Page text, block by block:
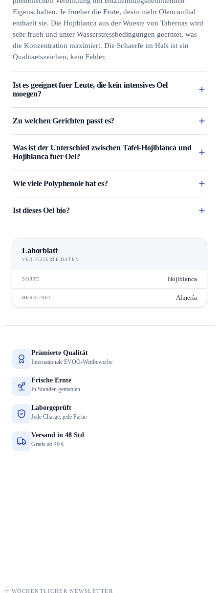
Eigenschaften. Je frueher die Ernte, desto mehr Oleocanthal
enthaelt sie. Die Hojiblanca aus der Wueste von Tabernas wird
sehr frueh und unter Wasserstressbedingungen geerntet, was
die Konzentration maximiert. Die Schaerfe im Hals ist ein
Qualitaetszeichen, kein Fehler.
Ist es geeignet fuer Leute, die kein intensives Oel
moegen?
Zu welchen Gerichten passt es?
Was ist der Unterschied zwischen Tafel-Hojiblanca und
Hojiblanca fuer Oel?
Wie viele Polyphenole hat es?
Ist dieses Oel bio?
Laborblatt
VERIFIZIERTE DATEN
SORTE Hojiblanca
HERKUNFT Almería
Prämierte Qualität
Internationale EVOO-Wettbewerbe
Frische Ernte
In Stunden gemahlen
Laborgeprüft
Jede Charge, jede Partie
Versand in 48 Std
Gratis ab 49 €
WÖCHENTLICHER NEWSLETTER